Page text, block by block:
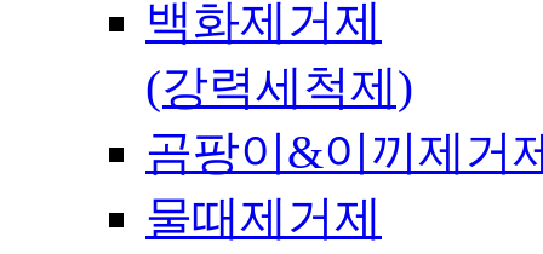
백화제거제
(강력세척제)
곰팡이&이끼제거
물때제거제